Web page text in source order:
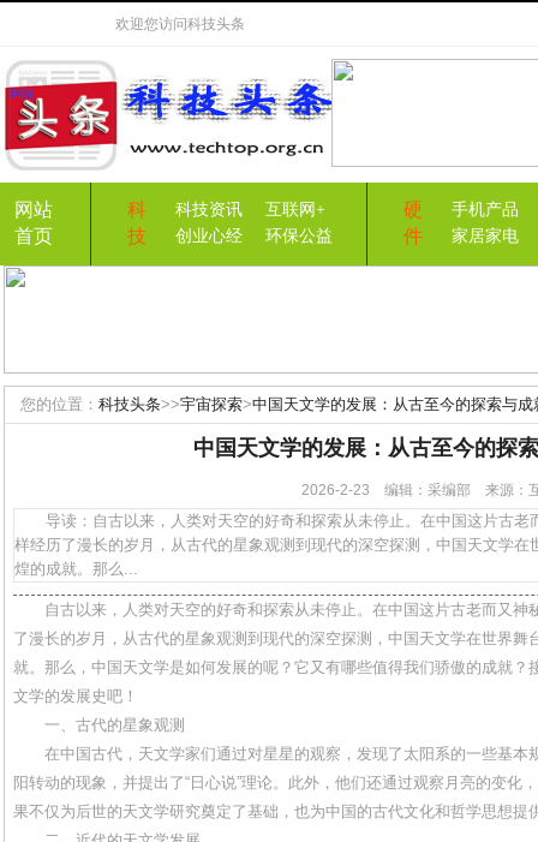
欢迎您访问科技头条
网站
首页
科
技
科技资讯
互联网+
创业心经
环保公益
硬
件
手机产品
家居家电
您的位置： 科技头条>>宇宙探索>中国天文学的发展：从古至今的探索与成
中国天文学的发展：从古至今的探
2026-2-23 编辑：采编部 来源
导读：自古以来，人类对天空的好奇和探索从未停止。在中国这片古老
样经历了漫长的岁月，从古代的星象观测到现代的深空探测，中国天文学
煌的成就。那么...
自古以来，人类对天空的好奇和探索从未停止。在中国这片古老而又神
了漫长的岁月，从古代的星象观测到现代的深空探测，中国天文学在世界舞
就。那么，中国天文学是如何发展的呢？它又有哪些值得我们骄傲的成就？
文学的发展史吧！
一、古代的星象观测
在中国古代，天文学家们通过对星星的观察，发现了太阳系的一些基本
阳转动的现象，并提出了“日心说”理论。此外，他们还通过观察月亮的变化
果不仅为后世的天文学研究奠定了基础，也为中国的古代文化和哲学思想提